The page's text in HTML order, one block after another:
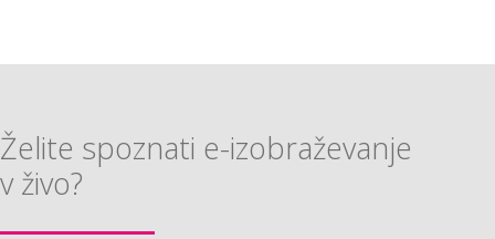
Želite spoznati e-izobraževanje
v živo?